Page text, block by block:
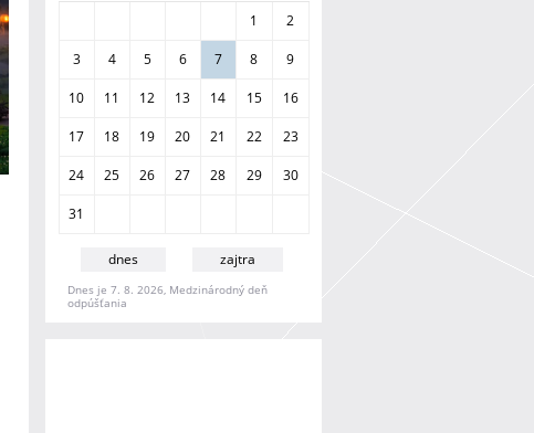
1 2
3 4 5 6 7 8 9
10 11 12 13 14 15 16
17 18 19 20 21 22 23
24 25 26 27 28 29 30
31
dnes zajtra
Dnes je 7. 8. 2026, Medzinárodný deň
odpúšťania